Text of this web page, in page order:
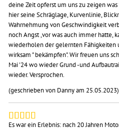
deine Zeit opferst um uns zu zeigen
hier seine Schräglage, Kurvenlinie,
Wahrnehmung von Geschwindigkeit
noch Angst ,vor was auch immer hatte,
wiederholen der gelernten Fähigkeiten
wirksam " bekämpfen". Wir freuen uns
Mai '24 wo wieder Grund -und
wieder. Versprochen.
(geschrieben von Danny am 25.05.2023)
Es war ein Erlebnis: nach 20 Jahren